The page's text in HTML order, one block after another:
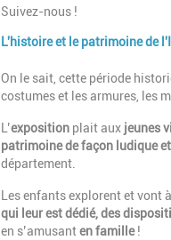
Suivez-nous !
Paragraphes
L'histoire et le patrimoine de
Description
On le sait, cette période
costumes et les armures, les
L’exposition plait aux jeunes
patrimoinede façon ludique
département.
Les enfants explorent et vont
qui leur est dédié, des
en s’amusanten famille!